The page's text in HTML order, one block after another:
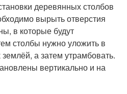
деревянных столбов
вырыть отверстия
в которые будут
столбы нужно уложить в
а затем утрамбовать.
вертикально и на